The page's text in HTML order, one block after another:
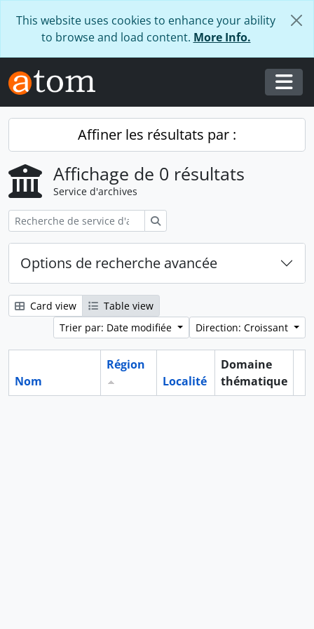
This website uses cookies to enhance your ability
to browse and load content. More Info.
Affiner les résultats par :
Affichage de 0 résultats
Service d'archives
Options de recherche avancée
Card view
Table view
Trier par: Date modifiée
Direction: Croissant
Nom
Région
Localité
Domaine
thématique